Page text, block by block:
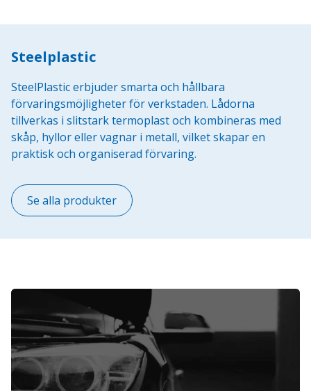
Steelplastic
SteelPlastic erbjuder smarta och hållbara
förvaringsmöjligheter för verkstaden. Lådorna
tillverkas i slitstark termoplast och kombineras med
skåp, hyllor eller vagnar i metall, vilket skapar en
praktisk och organiserad förvaring.
Se alla produkter